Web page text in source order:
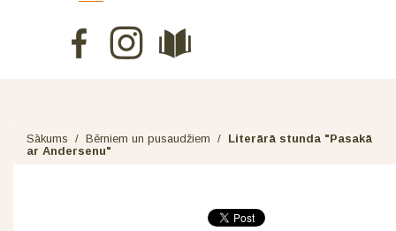
Sākums / Bērniem un pusaudžiem / Literārā stunda "Pasakā
ar Andersenu"